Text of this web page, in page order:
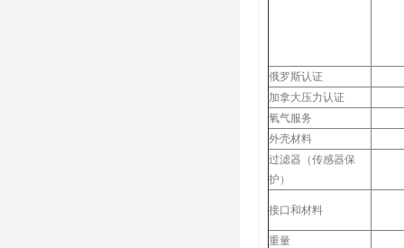
俄罗斯认证
加拿大压力认证
氧气服务
外壳材料
过滤器（传感器保
护）
接口和材料
重量